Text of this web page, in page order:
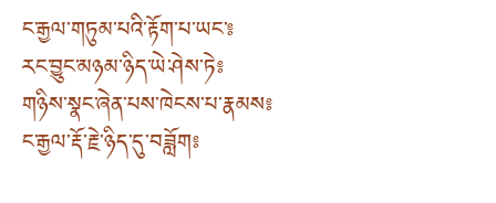
ང་རྒྱལ་གཏུམ་པའི་རྟོག་པ་ཡང་༔
རང་བྱུང་མཉམ་ཉིད་ཡེ་ཤེས་ཏེ༔
གཉིས་སྣང་ཞེན་པས་ཁེངས་པ་རྣམས༔
ང་རྒྱལ་རྡོ་རྗེ་ཉིད་དུ་བཟློག༔